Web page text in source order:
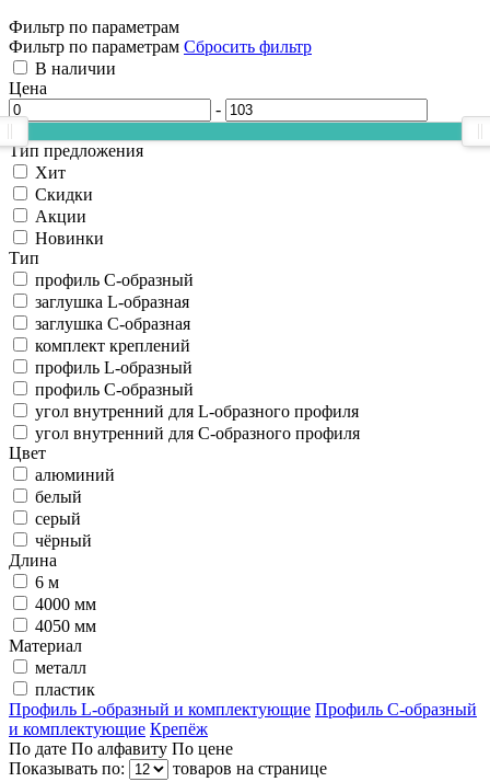
Фильтр по параметрам
Фильтр по параметрам Сбросить фильтр
В наличии
Цена
-
Тип предложения
Хит
Скидки
Акции
Новинки
Тип
профиль С-образный
заглушка L-образная
заглушка С-образная
комплект креплений
профиль L-образный
профиль С-образный
угол внутренний для L-образного профиля
угол внутренний для С-образного профиля
Цвет
алюминий
белый
серый
чёрный
Длина
6 м
4000 мм
4050 мм
Материал
металл
пластик
Профиль L-образный и комплектующие Профиль C-образный
и комплектующие Крепёж
По дате По алфавиту По цене
Показывать по:
товаров на странице